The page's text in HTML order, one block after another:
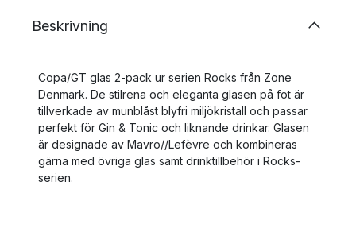
Beskrivning
Copa/GT glas 2-pack ur serien Rocks från Zone
Denmark. De stilrena och eleganta glasen på fot är
tillverkade av munblåst blyfri miljökristall och passar
perfekt för Gin & Tonic och liknande drinkar. Glasen
är designade av Mavro//Lefèvre och kombineras
gärna med övriga glas samt drinktillbehör i Rocks-
serien.